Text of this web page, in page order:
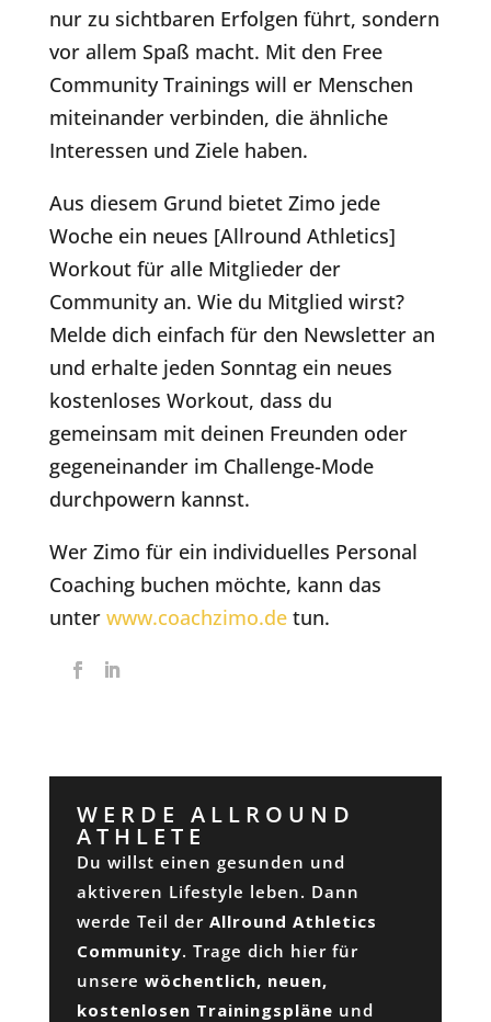
nur zu sichtbaren Erfolgen führt, sondern
vor allem Spaß macht. Mit den Free
Community Trainings will er Menschen
miteinander verbinden, die ähnliche
Interessen und Ziele haben.
Aus diesem Grund bietet Zimo jede
Woche ein neues [Allround Athletics]
Workout für alle Mitglieder der
Community an. Wie du Mitglied wirst?
Melde dich einfach für den Newsletter an
und erhalte jeden Sonntag ein neues
kostenloses Workout, dass du
gemeinsam mit deinen Freunden oder
gegeneinander im Challenge-Mode
durchpowern kannst.
Wer Zimo für ein individuelles Personal
Coaching buchen möchte, kann das
unter www.coachzimo.de tun.
WERDE ALLROUND
ATHLETE
Du willst einen gesunden und
aktiveren Lifestyle leben. Dann
werde Teil der Allround Athletics
Community. Trage dich hier für
unsere wöchentlich, neuen,
kostenlosen Trainingspläne und